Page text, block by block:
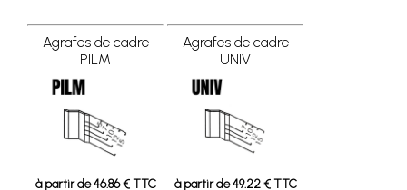
Agrafes de cadre
PILM
à partir de 46.86 € TTC
Agrafes de cadre
UNIV
à partir de 49.22 € TTC